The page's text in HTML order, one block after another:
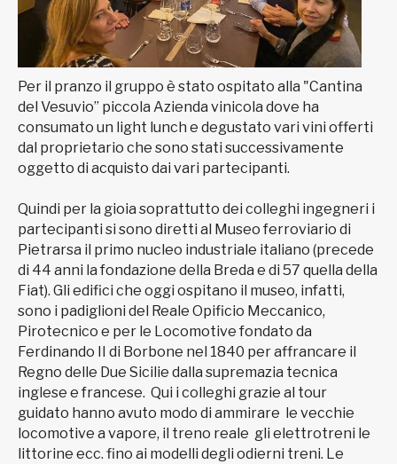
Per il pranzo il gruppo è stato ospitato alla "Cantina
del Vesuvio” piccola Azienda vinicola dove ha
consumato un light lunch e degustato vari vini offerti
dal proprietario che sono stati successivamente
oggetto di acquisto dai vari partecipanti.
Quindi per la gioia soprattutto dei colleghi ingegneri i
partecipanti si sono diretti al Museo ferroviario di
Pietrarsa il primo nucleo industriale italiano (precede
di 44 anni la fondazione della Breda e di 57 quella della
Fiat). Gli edifici che oggi ospitano il museo, infatti,
sono i padiglioni del Reale Opificio Meccanico,
Pirotecnico e per le Locomotive fondato da
Ferdinando II di Borbone nel 1840 per affrancare il
Regno delle Due Sicilie dalla supremazia tecnica
inglese e francese. Qui i colleghi grazie al tour
guidato hanno avuto modo di ammirare le vecchie
locomotive a vapore, il treno reale gli elettrotreni le
littorine ecc. fino ai modelli degli odierni treni. Le